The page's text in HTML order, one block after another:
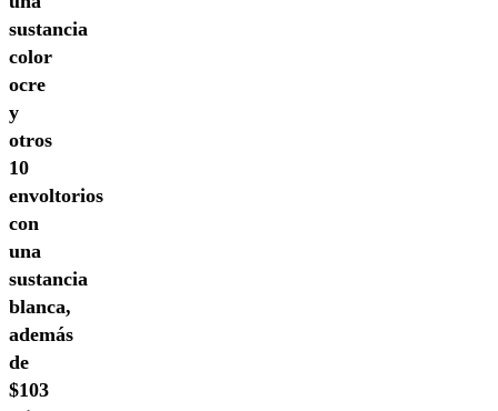
sustancia
color
ocre
y
otros
10
envoltorios
con
una
sustancia
blanca,
además
de
$103